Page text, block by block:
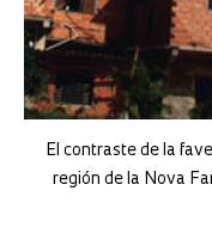
El contraste de la
región de la Nova